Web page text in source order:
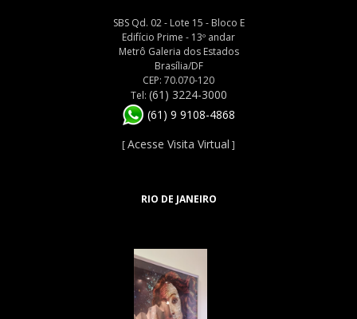
SBS Qd. 02 - Lote 15 - Bloco E
Edifício Prime - 13º andar
Metrô Galeria dos Estados
Brasília/DF
CEP: 70.070-120
Tel: (61) 3224-3000
(61) 9 9108-4868
[Acesse Visita Virtual ]
RIO DE JANEIRO